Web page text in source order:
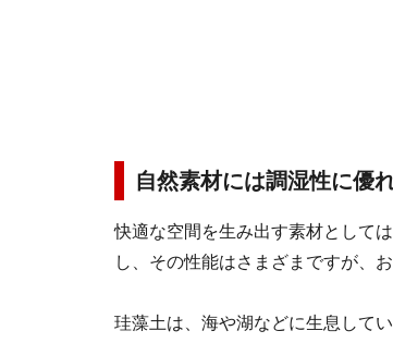
自然素材には調湿性に優
快適な空間を生み出す素材として
し、その性能はさまざまですが、
珪藻土は、海や湖などに生息して